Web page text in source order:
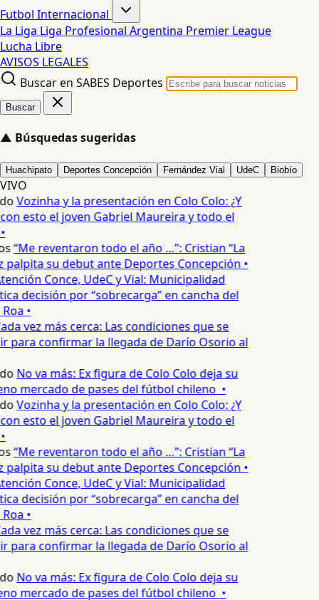
Futbol Internacional
La Liga Liga Profesional Argentina Premier League
Lucha Libre
AVISOS LEGALES
Buscar en SABES Deportes
Buscar
▲ Búsquedas sugeridas
Huachipato Deportes Concepción Fernández Vial UdeC Biobío
VIVO
Vozinha y la presentación en Colo Colo: ¿Y
esto el joven Gabriel Maureira y todo el
“Me reventaron todo el año …”: Cristian “La
palpita su debut ante Deportes Concepción •
Conce, UdeC y Vial: Municipalidad
decisión por “sobrecarga” en cancha del
•
vez más cerca: Las condiciones que se
para confirmar la llegada de Darío Osorio al
No va más: Ex figura de Colo Colo deja su
mercado de pases del fútbol chileno •
Vozinha y la presentación en Colo Colo: ¿Y
esto el joven Gabriel Maureira y todo el
“Me reventaron todo el año …”: Cristian “La
palpita su debut ante Deportes Concepción •
Conce, UdeC y Vial: Municipalidad
decisión por “sobrecarga” en cancha del
•
vez más cerca: Las condiciones que se
para confirmar la llegada de Darío Osorio al
No va más: Ex figura de Colo Colo deja su
mercado de pases del fútbol chileno •